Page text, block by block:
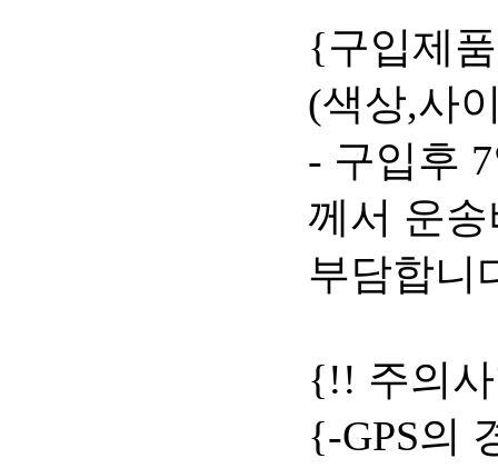
{구입제
(색상,사
- 구입후
께서 운
부담합니
{!! 주의
{-GPS의